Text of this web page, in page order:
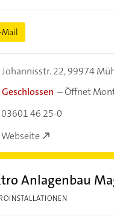
Mail
Johannisstr. 22,99974
Geschlossen –Öffnet
03601 46 25-0
Webseite
Anlagenbau